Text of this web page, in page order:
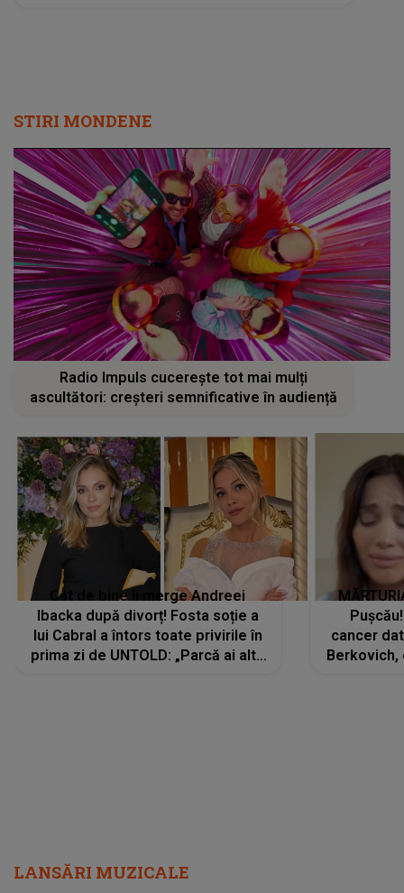
STIRI MONDENE
Radio Impuls cucerește tot mai mulți
ascultători: creșteri semnificative în audiență
Cât de bine îi merge Andreei
Ibacka după divorț! Fosta soție a
lui Cabral a întors toate privirile în
prima zi de UNTOLD: „Parcă ai altă
cancer
Berkovich,
LANSĂRI MUZICALE